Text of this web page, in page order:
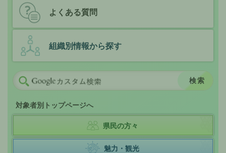
よくある質問
組織別情報から探す
対象者別トップページへ
県民の方々
魅力・観光